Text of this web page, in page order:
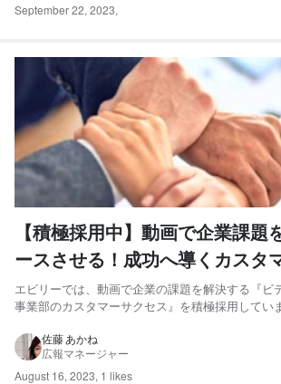
September 22, 2023,
【積極採用中】動画で企業課題
ースさせる！成功へ導くカスタ
｜組織作りに興味ある方、歓迎
エビリーでは、動画で企業の課題を解決する『ビ
事業部のカスタマーサクセス』を積極採用してい
とは、具体的にどのような仕事内容なのでしょう
ソリューション事業部 事業部長の東條靖人さんに
シ...
佐藤 あかね
広報マネージャー
August 16, 2023, 1 likes